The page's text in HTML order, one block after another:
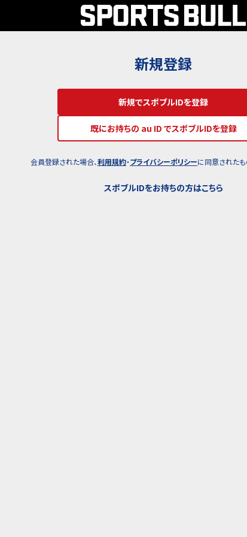
新規登録
新規でスポブルIDを登録
既にお持ちの au ID でスポブルIDを登録
会員登録された場合、利用規約・プライバシーポリシーに同意されたも
スポブルIDをお持ちの方はこちら